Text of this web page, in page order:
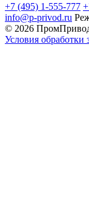
+7 (495) 1-555-777
info@p-privod.ru
© 2026
Условия обработки